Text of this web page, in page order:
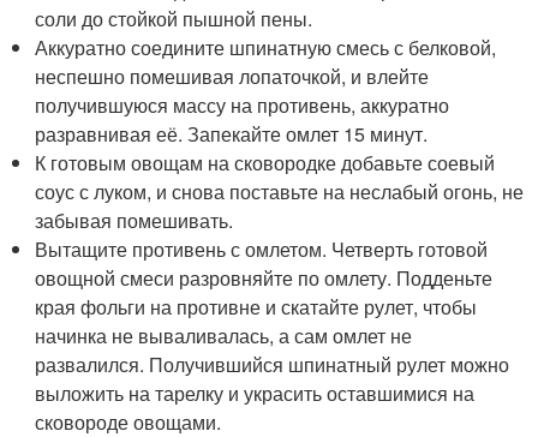
соли до стойкой пышной пены.
Аккуратно соедините шпинатную смесь с белковой,
неспешно помешивая лопаточкой, и влейте
получившуюся массу на противень, аккуратно
разравнивая её. Запекайте омлет 15 минут.
К готовым овощам на сковородке добавьте соевый
соус с луком, и снова поставьте на неслабый огонь, не
забывая помешивать.
Вытащите противень с омлетом. Четверть готовой
овощной смеси разровняйте по омлету. Подденьте
края фольги на противне и скатайте рулет, чтобы
начинка не вываливалась, а сам омлет не
развалился. Получившийся шпинатный рулет можно
выложить на тарелку и украсить оставшимися на
сковороде овощами.